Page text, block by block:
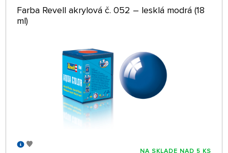
Farba Revell akrylová č. 052 – lesklá modrá (18
ml)
NA SKLADE NAD 5 KS